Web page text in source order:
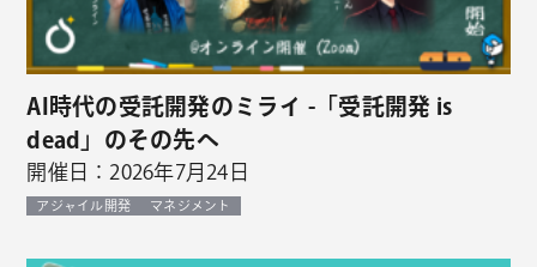
AI時代の受託開発のミライ -「受託開発 is
dead」のその先へ
開催日：2026年7月24日
アジャイル開発 マネジメント